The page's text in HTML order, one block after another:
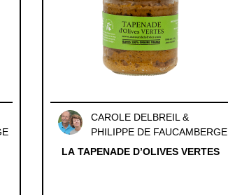
CAROLE DELBREIL &
PHILIPPE DE FAUCAMBERGE
LA TAPENADE D’OLIVES VERTES